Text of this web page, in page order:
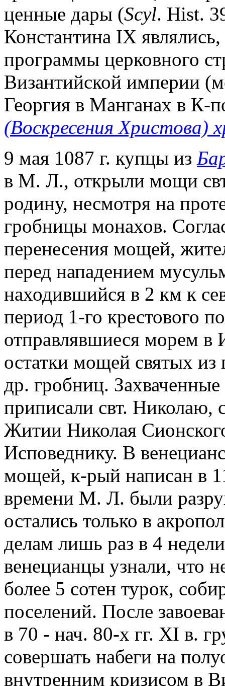
ценные дары (Scyl. Hist.
Константина IX
программы церковного
Византийской империи
Георгия в Манганах в К-
(Воскресения Христова)
9 мая 1087 г. купцы из
в М. Л., открыли мощи
родину, несмотря на
гробницы монахов.
перенесения мощей,
перед нападением
находившийся в 2 км к
период 1-го крестового
отправлявшиеся морем в
остатки мощей святых из
др. гробниц.
приписали свт.
Житии Николая
Исповеднику. В
мощей, к-рый написан в
времени М. Л. были
остались только в
делам лишь раз в 4
венецианцы узнали, что
более 5 сотен турок,
поселений. После
в 70 - нач. 80-х гг. XI в.
совершать набеги на
внутренним кризисом в